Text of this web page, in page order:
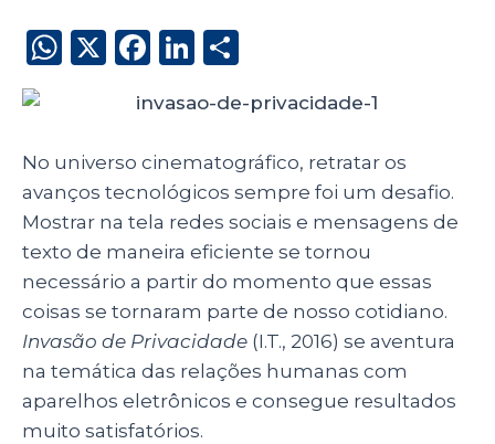
W
ts
A
p
p
X
F
c
e
b
o
o
k
Li
k
e
dI
n
a
re
No universo cinematográfico, retratar os
avanços tecnológicos sempre foi um desafio.
Mostrar na tela redes sociais e mensagens de
texto de maneira eficiente se tornou
necessário a partir do momento que essas
coisas se tornaram parte de nosso cotidiano.
Invasão de Privacidade (I.T., 2016) se aventura
na temática das relações humanas com
aparelhos eletrônicos e consegue resultados
muito satisfatórios.